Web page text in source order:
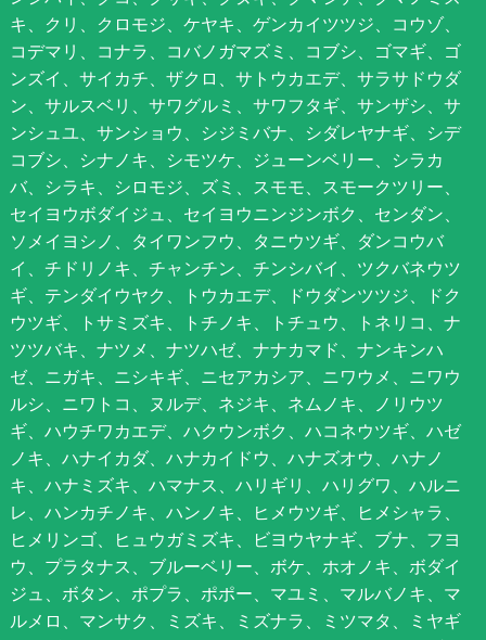
キ、クリ、クロモジ、ケヤキ、ゲンカイツツジ、コウゾ、
コデマリ、コナラ、コバノガマズミ、コブシ、ゴマギ、ゴ
ンズイ、サイカチ、ザクロ、サトウカエデ、サラサドウダ
ン、サルスベリ、サワグルミ、サワフタギ、サンザシ、サ
ンシュユ、サンショウ、シジミバナ、シダレヤナギ、シデ
コブシ、シナノキ、シモツケ、ジューンベリー、シラカ
バ、シラキ、シロモジ、ズミ、スモモ、スモークツリー、
セイヨウボダイジュ、セイヨウニンジンボク、センダン、
ソメイヨシノ、タイワンフウ、タニウツギ、ダンコウバ
イ、チドリノキ、チャンチン、チンシバイ、ツクバネウツ
ギ、テンダイウヤク、トウカエデ、ドウダンツツジ、ドク
ウツギ、トサミズキ、トチノキ、トチュウ、トネリコ、ナ
ツツバキ、ナツメ、ナツハゼ、ナナカマド、ナンキンハ
ゼ、ニガキ、ニシキギ、ニセアカシア、ニワウメ、ニワウ
ルシ、ニワトコ、ヌルデ、ネジキ、ネムノキ、ノリウツ
ギ、ハウチワカエデ、ハクウンボク、ハコネウツギ、ハゼ
ノキ、ハナイカダ、ハナカイドウ、ハナズオウ、ハナノ
キ、ハナミズキ、ハマナス、ハリギリ、ハリグワ、ハルニ
レ、ハンカチノキ、ハンノキ、ヒメウツギ、ヒメシャラ、
ヒメリンゴ、ヒュウガミズキ、ビヨウヤナギ、ブナ、フヨ
ウ、プラタナス、ブルーベリー、ボケ、ホオノキ、ボダイ
ジュ、ボタン、ポプラ、ポポー、マユミ、マルバノキ、マ
ルメロ、マンサク、ミズキ、ミズナラ、ミツマタ、ミヤギ